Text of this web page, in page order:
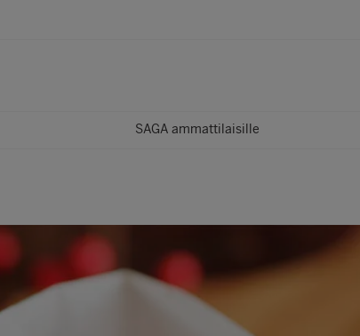
SAGA ammattilaisille